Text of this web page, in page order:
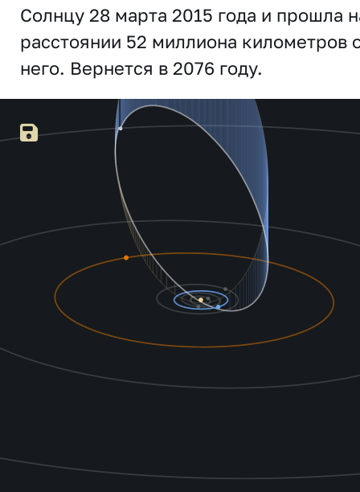
Солнцу 28 марта 2015 года и прошла
расстоянии 52 миллиона километров
него. Вернется в 2076 году.